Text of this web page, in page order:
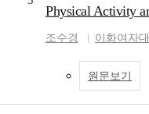
Physical Activity
조수경 이화여자
원문보기